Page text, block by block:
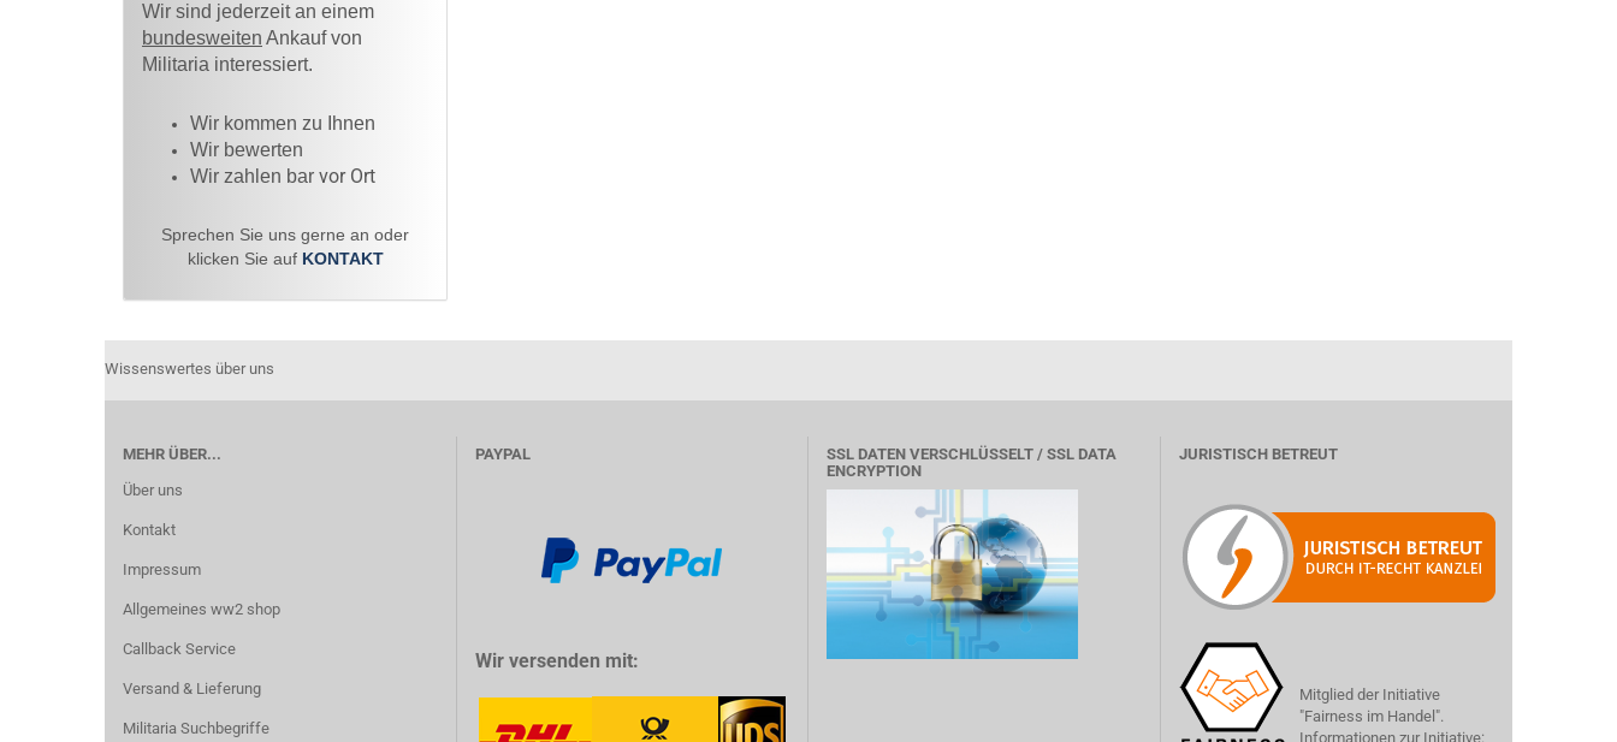
Wir sind jederzeit an einem
bundesweiten Ankauf von
Militaria interessiert.
Wir kommen zu Ihnen​
Wir bewerten
Wir zahlen bar vor Ort
Sprechen Sie uns gerne an oder
klicken Sie auf KONTAKT
Wissenswertes über uns
MEHR ÜBER...
Über uns
Kontakt
Impressum
Allgemeines ww2 shop
Callback Service
Versand & Lieferung
Militaria Suchbegriffe
PAYPAL
Wir versenden mit:
SSL DATEN VERSCHLÜSSELT / SSL DATA
ENCRYPTION
JURISTISCH BETREUT
Mitglied der Initiative
"Fairness im Handel".
Informationen zur Initiative: